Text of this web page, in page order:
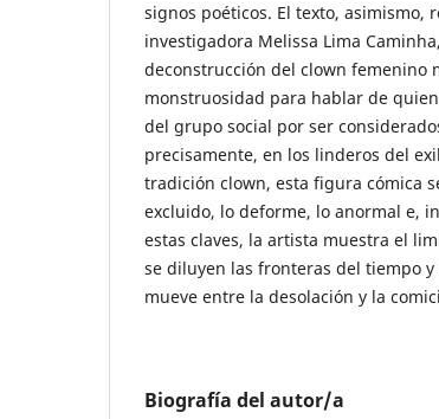
signos poéticos. El texto, asimismo,
investigadora Melissa Lima
deconstrucción del clown femenino
monstruosidad para hablar de
del grupo social por ser
precisamente, en los linderos del
tradición clown, esta figura cómica
excluido, lo deforme, lo anormal e,
estas claves, la artista muestra el
se diluyen las fronteras del tiempo
mueve entre la desolación y la
Biografía del autor/a